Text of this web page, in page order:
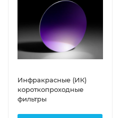
Инфракрасные (ИК)
короткопроходные
фильтры